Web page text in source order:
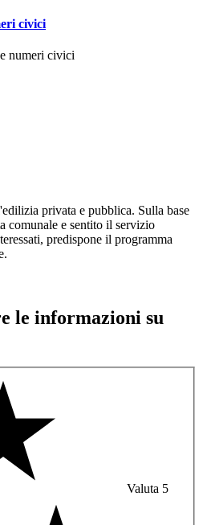
civici
numeri civici
privata e pubblica. Sulla base
comunale e sentito il servizio
predispone il programma
le informazioni su
Valuta 5